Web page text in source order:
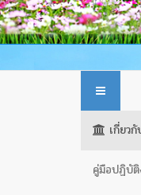
เกี่ยว
คู่มือปฏิบัติ